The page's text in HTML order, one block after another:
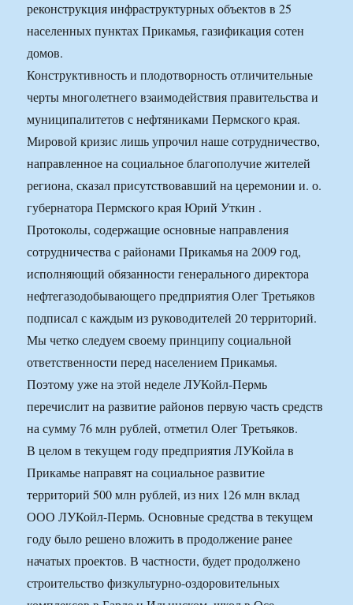
реконструкция инфраструктурных объектов в 25
населенных пунктах Прикамья, газификация сотен
домов.
Конструктивность и плодотворность отличительные
черты многолетнего взаимодействия правительства и
муниципалитетов с нефтяниками Пермского края.
Мировой кризис лишь упрочил наше сотрудничество,
направленное на социальное благополучие жителей
региона, сказал присутствовавший на церемонии и. о.
губернатора Пермского края Юрий Уткин .
Протоколы, содержащие основные направления
сотрудничества с районами Прикамья на 2009 год,
исполняющий обязанности генерального директора
нефтегазодобывающего предприятия Олег Третьяков
подписал с каждым из руководителей 20 территорий.
Мы четко следуем своему принципу социальной
ответственности перед населением Прикамья.
Поэтому уже на этой неделе ЛУКойл-Пермь
перечислит на развитие районов первую часть средств
на сумму 76 млн рублей, отметил Олег Третьяков.
В целом в текущем году предприятия ЛУКойла в
Прикамье направят на социальное развитие
территорий 500 млн рублей, из них 126 млн вклад
ООО ЛУКойл-Пермь. Основные средства в текущем
году было решено вложить в продолжение ранее
начатых проектов. В частности, будет продолжено
строительство физкультурно-оздоровительных